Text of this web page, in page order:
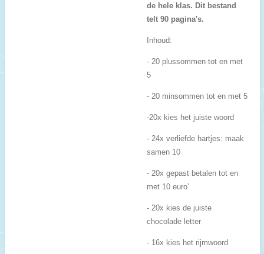
de hele klas. Dit bestand
telt 90 pagina's.
Inhoud:
- 20 plussommen tot en met
5
- 20 minsommen tot en met 5
-20x kies het juiste woord
- 24x verliefde hartjes: maak
samen 10
- 20x gepast betalen tot en
met 10 euro’
- 20x kies de juiste
chocolade letter
- 16x kies het rijmwoord